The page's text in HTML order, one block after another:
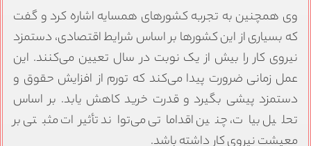
وی همچنین به تجربه کشورهای همسایه اشاره کرد و گفت
که بسیاری از این کشورها بر اساس شرایط اقتصادی، دستمزد
نیروی کار را بیش از یک نوبت در سال تعیین می‌کنند. این
عمل زمانی ضرورت پیدا می‌کند که تورم از افزایش حقوق و
دستمزد پیشی بگیرد و قدرت خرید کاهش یابد. بر اساس
تحلیل بیات، چنین اقداماتی می‌تواند تأثیرات مثبتی بر
معیشت نیروی کار داشته باشد.